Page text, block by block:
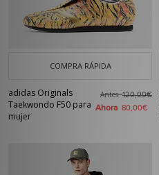
COMPRA RÁPIDA
adidas Originals
Taekwondo F50 para
mujer
Antes120,00€
Ahora 80,00€